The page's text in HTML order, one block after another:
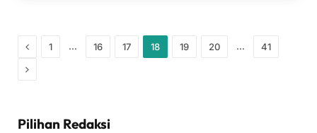
Previous
1 … 16 17 18 19 20 … 41
Next
Pilihan Redaksi